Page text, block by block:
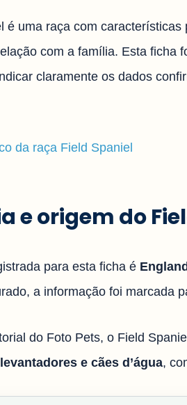
é uma raça com
com a família. Esta ficha
claramente os dados
da raça Field Spaniel
e origem do
para esta ficha é
a informação foi marcada
do Foto Pets, o Field
e cães d’água,